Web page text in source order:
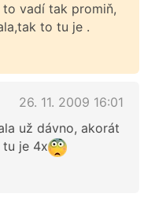
vadí tak promiň,
to tu je .
26. 11. 2009 16:01
už dávno, akorát
je 4x